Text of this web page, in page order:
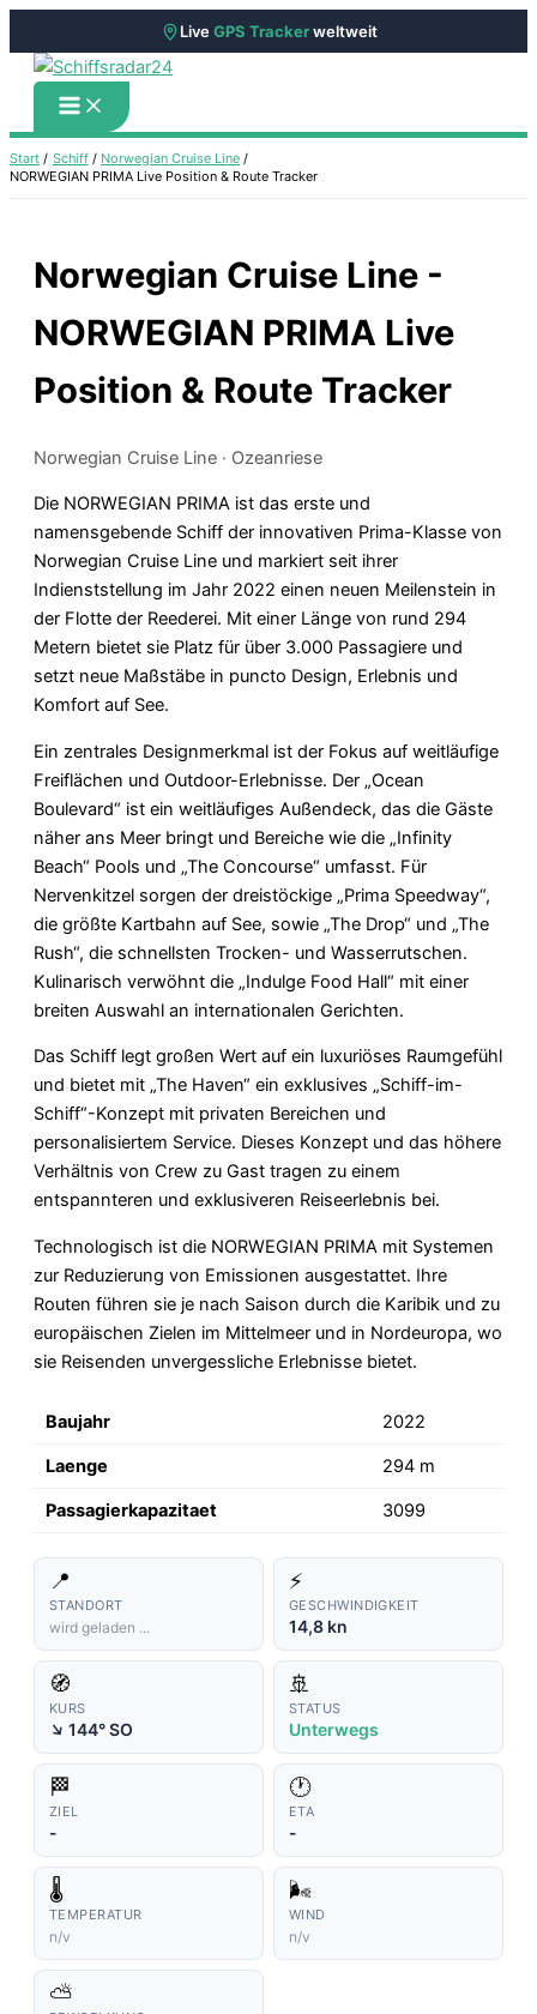
LiveGPS Trackerweltweit
Zum
Start Schiff
Norwegian Cruise Line
NORWEGIAN PRIMA Live Position & Route Tracker
Norwegian Cruise Line -
NORWEGIAN PRIMA Live
Position & Route Tracker
Norwegian Cruise Line · Ozeanriese
Die NORWEGIAN PRIMA ist das erste und
namensgebende Schiff der innovativen Prima-Klasse von
Norwegian Cruise Line und markiert seit ihrer
Indienststellung im Jahr 2022 einen neuen Meilenstein in
der Flotte der Reederei. Mit einer Länge von rund 294
Metern bietet sie Platz für über 3.000 Passagiere und
setzt neue Maßstäbe in puncto Design, Erlebnis und
Komfort auf See.
Ein zentrales Designmerkmal ist der Fokus auf weitläufige
Freiflächen und Outdoor-Erlebnisse. Der „Ocean
Boulevard“ ist ein weitläufiges Außendeck, das die Gäste
näher ans Meer bringt und Bereiche wie die „Infinity
Beach“ Pools und „The Concourse“ umfasst. Für
Nervenkitzel sorgen der dreistöckige „Prima Speedway“,
die größte Kartbahn auf See, sowie „The Drop“ und „The
Rush“, die schnellsten Trocken- und Wasserrutschen.
Kulinarisch verwöhnt die „Indulge Food Hall“ mit einer
breiten Auswahl an internationalen Gerichten.
Das Schiff legt großen Wert auf ein luxuriöses Raumgefühl
und bietet mit „The Haven“ ein exklusives „Schiff-im-
Schiff“-Konzept mit privaten Bereichen und
personalisiertem Service. Dieses Konzept und das höhere
Verhältnis von Crew zu Gast tragen zu einem
entspannteren und exklusiveren Reiseerlebnis bei.
Technologisch ist die NORWEGIAN PRIMA mit Systemen
zur Reduzierung von Emissionen ausgestattet. Ihre
Routen führen sie je nach Saison durch die Karibik und zu
europäischen Zielen im Mittelmeer und in Nordeuropa, wo
sie Reisenden unvergessliche Erlebnisse bietet.
Baujahr 2022
Laenge 294 m
Passagierkapazitaet 3099
📍
STANDORT
wird geladen ...
⚡
GESCHWINDIGKEIT
14,8 kn
🧭
KURS
↑144° SO
🚢
STATUS
Unterwegs
🏁
ZIEL
-
🕐
ETA
-
🌡️
TEMPERATUR
n/v
🌬️
WIND
n/v
⛅